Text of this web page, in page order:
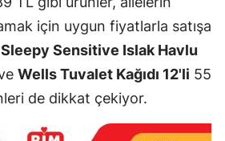
için uygun fiyatlarla satışa
Sleepy Sensitive Islak Havlu
Wells Tuvalet Kağıdı 12'li 55
de dikkat çekiyor.